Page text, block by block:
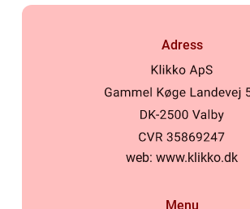
Adress
web: www.klikko.dk
Menu